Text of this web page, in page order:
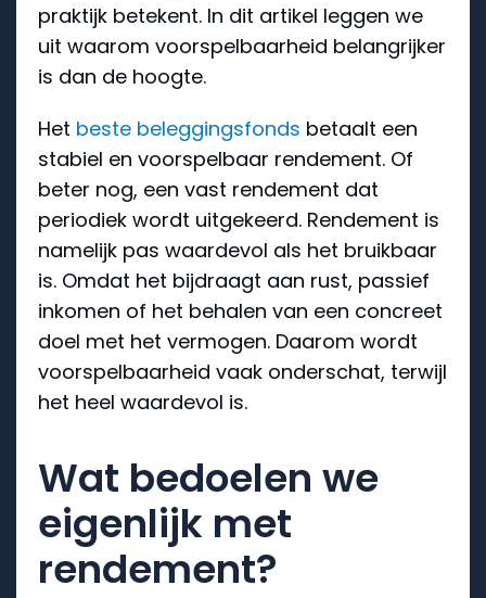
praktijk betekent. In dit artikel leggen we
uit waarom voorspelbaarheid belangrijker
is dan de hoogte.
Het beste beleggingsfonds betaalt een
stabiel en voorspelbaar rendement. Of
beter nog, een vast rendement dat
periodiek wordt uitgekeerd. Rendement is
namelijk pas waardevol als het bruikbaar
is. Omdat het bijdraagt aan rust, passief
inkomen of het behalen van een concreet
doel met het vermogen. Daarom wordt
voorspelbaarheid vaak onderschat, terwijl
het heel waardevol is.
Wat bedoelen we
eigenlijk met
rendement?